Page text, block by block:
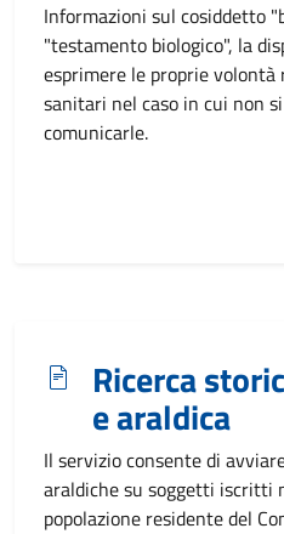
Informazioni sul cosiddetto
"testamento biologico", la
esprimere le proprie
sanitari nel caso in cui non
comunicarle.
Ricerca
e araldica
Il servizio consente di
araldiche su soggetti iscritti
popolazione residente del